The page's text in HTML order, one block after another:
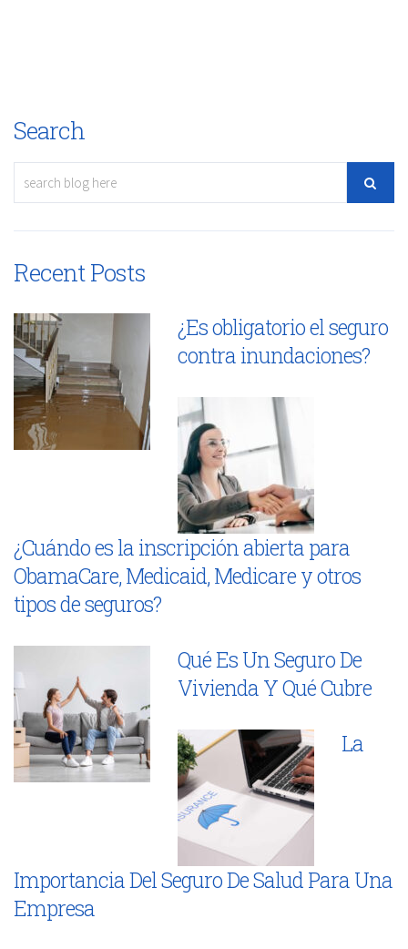
Search
Recent Posts
¿Es obligatorio el seguro
contra inundaciones?
¿Cuándo es la inscripción abierta para
ObamaCare, Medicaid, Medicare y otros
tipos de seguros?
Qué Es Un Seguro De
Vivienda Y Qué Cubre
La
Importancia Del Seguro De Salud Para Una
Empresa